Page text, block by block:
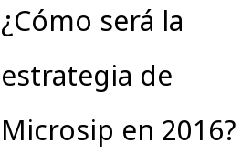
¿Cómo será la
estrategia de
Microsip en 2016?